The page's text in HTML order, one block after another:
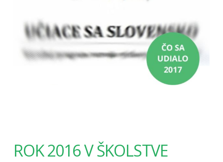
ROK 2016 V ŠKOLSTVE